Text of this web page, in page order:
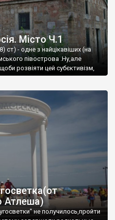
Місто Ч.1
ст) - одне з найцікавіших (на
півострова .Ну,але
розвіяти цей субєктивізм,
Атлеша)
не получилось,пройти